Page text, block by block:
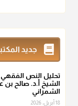
أ.د.
المعتدلين غير
أو التمر أو اللحم
منذ 3 شهر
جديد
تحليل النص
الشيخ أ.د. صالح بن
الشمراني
18 أبريل، 2026